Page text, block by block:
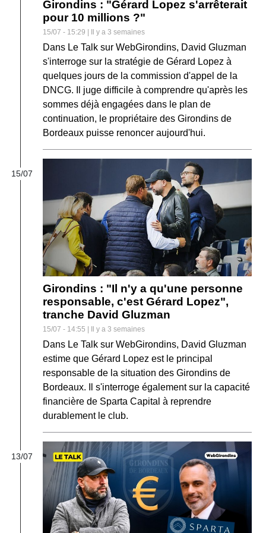
Girondins : "Gérard Lopez s'arrêterait
pour 10 millions ?"
15/07 - 15:29 | Il y a 3 semaines
Dans Le Talk sur WebGirondins, David Gluzman
s'interroge sur la stratégie de Gérard Lopez à
quelques jours de la commission d'appel de la
DNCG. Il juge difficile à comprendre qu'après les
sommes déjà engagées dans le plan de
continuation, le propriétaire des Girondins de
Bordeaux puisse renoncer aujourd'hui.
15/07
Girondins : "Il n'y a qu'une personne
responsable, c'est Gérard Lopez",
tranche David Gluzman
15/07 - 14:55 | Il y a 3 semaines
Dans Le Talk sur WebGirondins, David Gluzman
estime que Gérard Lopez est le principal
responsable de la situation des Girondins de
Bordeaux. Il s'interroge également sur la capacité
financière de Sparta Capital à reprendre
durablement le club.
13/07